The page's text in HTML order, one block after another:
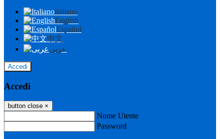
Italiano
English
Español
中文
عربى
Accedi
Accedi
button close ×
Nome Utente
Password